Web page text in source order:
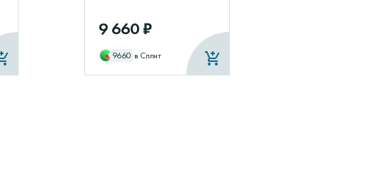
9 660 ₽
9660 в Сплит